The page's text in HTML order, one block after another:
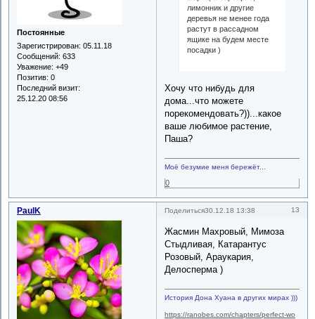
Постоянные
Зарегистрирован: 05.11.18
Сообщений: 633
Уважение: +49
Позитив: 0
Последний визит:
25.12.20 08:56
лимонник и другие
деревья не менее года
растут в рассадном
ящике на будем месте
посадки )
Хочу что нибудь для
дома...что можете
порекомендовать?))...какое
ваше любимое растение,
Паша?
Моё безумие меня бережёт...
0
Поделиться 13
30.12.18 13:38
PaulK
Жасмин Махровый, Мимоза
Стыдливая, Катарантус
Розовый, Араукария,
Делосперма )
История Дона Хуана в других мирах )))
https://ranobes.com/chapters/perfect-wo